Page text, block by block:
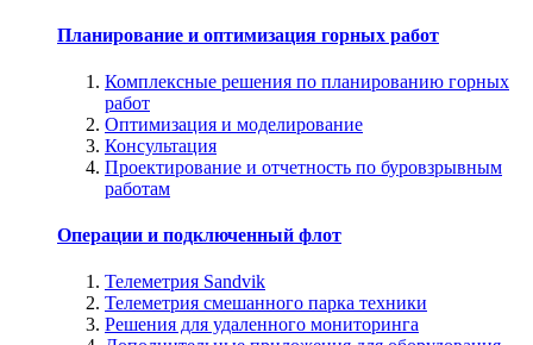
Планирование и оптимизация горных работ
Комплексные решения по планированию горных
работ
Оптимизация и моделирование
Консультация
Проектирование и отчетность по буровзрывным
работам
Операции и подключенный флот
Телеметрия Sandvik
Телеметрия смешанного парка техники
Решения для удаленного мониторинга